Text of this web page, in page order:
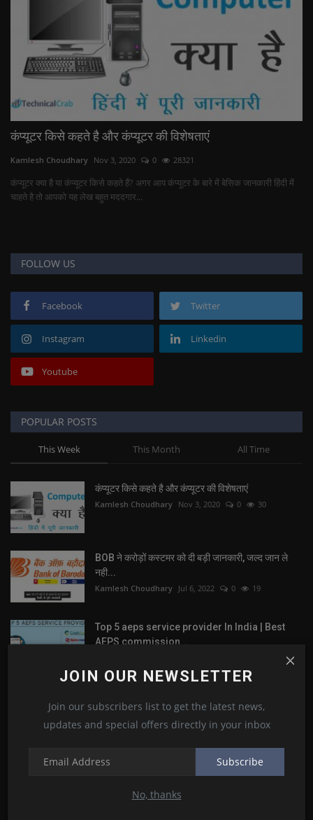
JOIN OUR NEWSLETTER
Join our subscribers list to get the latest news,
updates and special offers directly in your inbox
Subscribe
No, thanks
कंप्यूटर किसे कहते है और कंप्यूटर की विशेषताएं
Kamlesh Choudhary Nov 3, 2020 0 28321
कंप्यूटर क्या है या कंप्यूटर किसे कहते हैं? अगर आप कंप्यूटर के बारे में बेसिक जानकारी हिंदी में
चाहते है तो आपको यह लेख बहुत मददगार...
FOLLOW US
Facebook Twitter
Instagram Linkedin
Youtube
POPULAR POSTS
This Week This Month All Time
कंप्यूटर किसे कहते है और कंप्यूटर की विशेषताएं
Kamlesh Choudhary Nov 3, 2020 0 30
BOB ने करोड़ों कस्टमर को दी बड़ी जानकारी, जल्द जान ले
नही...
Kamlesh Choudhary Jul 6, 2022 0 19
Top 5 aeps service provider In India | Best
AEPS commission...
hindi | configure...
Kamlesh Choudhary Jul 2, 2022 0 8
How to Backup and Restore Whatsapp
Kamlesh Choudhary Oct 13, 2020